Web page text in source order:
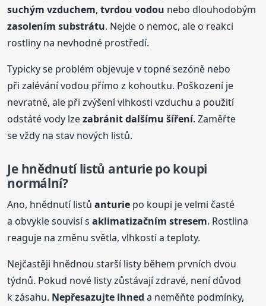
suchým vzduchem,tvrdou vodou nebo dlouhodobým
zasolením substrátu. Nejde o nemoc, ale o reakci
rostliny na nevhodné prostředí.
Typicky se problém objevuje v topné sezóně nebo
při zalévání vodou přímo z kohoutku. Poškození je
nevratné, ale při zvýšení vlhkosti vzduchu a použití
odstáté vody lzezabránit dalšímu šíření. Zaměřte
se vždy na stav nových listů.
Je hnědnutí listů anturiepo koupi
normální?
Ano, hnědnutí listůanturie po koupi je velmi časté
a obvykle souvisí saklimatizačním stresem. Rostlina
reaguje na změnu světla, vlhkosti a teploty.
Nejčastěji hnědnou starší listy během prvních dvou
týdnů. Pokud nové listy zůstávají zdravé, není důvod
k zásahu. Nepřesazujte ihned a neměňte podmínky,